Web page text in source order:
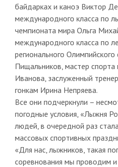
байдарках и каноэ Виктор
международного класса по
чемпионата мира Ольга
международного класса по
регионального
Пищальников, мастер спорта
Иванова, заслуженный
гонкам Ирина Непряева.
Все они подчеркнули –
погодные условия, «Лыжня
людей, в очередной раз
массовых спортивных
«Для нас, лыжников, такая
соревнования мы проводим и